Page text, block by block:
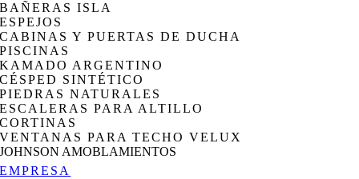
BAÑERAS ISLA
ESPEJOS
CABINAS Y PUERTAS DE DUCHA
PISCINAS
KAMADO ARGENTINO
CÉSPED SINTÉTICO
PIEDRAS NATURALES
ESCALERAS PARA ALTILLO
CORTINAS
VENTANAS PARA TECHO VELUX
JOHNSON AMOBLAMIENTOS
EMPRESA